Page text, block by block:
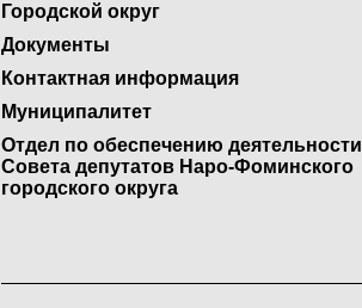
Городской округ
Документы
Контактная информация
Муниципалитет
Отдел по обеспечению деятельности
Совета депутатов Наро-Фоминского
городского округа